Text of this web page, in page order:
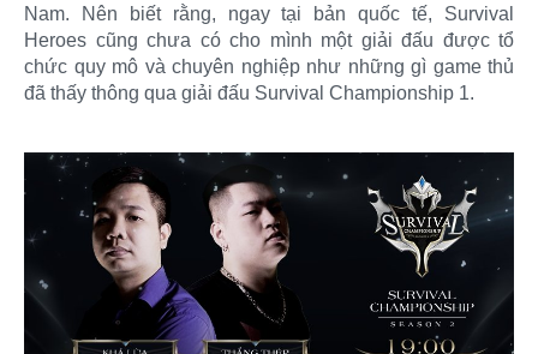
Nam. Nên biết rằng, ngay tại bản quốc tế, Survival
Heroes cũng chưa có cho mình một giải đấu được tổ
chức quy mô và chuyên nghiệp như những gì game thủ
đã thấy thông qua giải đấu Survival Championship 1.